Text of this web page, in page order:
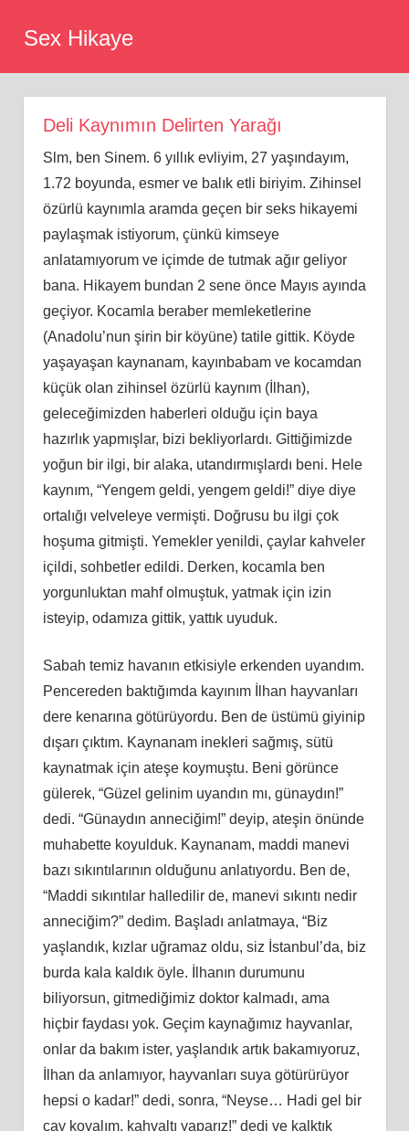
Sex Hikaye
Deli Kaynımın Delirten Yarağı
Slm, ben Sinem. 6 yıllık evliyim, 27 yaşındayım,
1.72 boyunda, esmer ve balık etli biriyim. Zihinsel
özürlü kaynımla aramda geçen bir seks hikayemi
paylaşmak istiyorum, çünkü kimseye
anlatamıyorum ve içimde de tutmak ağır geliyor
bana. Hikayem bundan 2 sene önce Mayıs ayında
geçiyor. Kocamla beraber memleketlerine
(Anadolu’nun şirin bir köyüne) tatile gittik. Köyde
yaşayaşan kaynanam, kayınbabam ve kocamdan
küçük olan zihinsel özürlü kaynım (İlhan),
geleceğimizden haberleri olduğu için baya
hazırlık yapmışlar, bizi bekliyorlardı. Gittiğimizde
yoğun bir ilgi, bir alaka, utandırmışlardı beni. Hele
kaynım, “Yengem geldi, yengem geldi!” diye diye
ortalığı velveleye vermişti. Doğrusu bu ilgi çok
hoşuma gitmişti. Yemekler yenildi, çaylar kahveler
içildi, sohbetler edildi. Derken, kocamla ben
yorgunluktan mahf olmuştuk, yatmak için izin
isteyip, odamıza gittik, yattık uyuduk.
Sabah temiz havanın etkisiyle erkenden uyandım.
Pencereden baktığımda kayınım İlhan hayvanları
dere kenarına götürüyordu. Ben de üstümü giyinip
dışarı çıktım. Kaynanam inekleri sağmış, sütü
kaynatmak için ateşe koymuştu. Beni görünce
gülerek, “Güzel gelinim uyandın mı, günaydın!”
dedi. “Günaydın anneciğim!” deyip, ateşin önünde
muhabette koyulduk. Kaynanam, maddi manevi
bazı sıkıntılarının olduğunu anlatıyordu. Ben de,
“Maddi sıkıntılar halledilir de, manevi sıkıntı nedir
anneciğim?” dedim. Başladı anlatmaya, “Biz
yaşlandık, kızlar uğramaz oldu, siz İstanbul’da, biz
burda kala kaldık öyle. İlhanın durumunu
biliyorsun, gitmediğimiz doktor kalmadı, ama
hiçbir faydası yok. Geçim kaynağımız hayvanlar,
onlar da bakım ister, yaşlandık artık bakamıyoruz,
İlhan da anlamıyor, hayvanları suya götürürüyor
hepsi o kadar!” dedi, sonra, “Neyse… Hadi gel bir
çay koyalım, kahvaltı yaparız!” dedi ve kalktık